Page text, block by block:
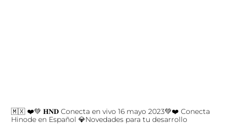
🇲🇽 ❤️💚 𝐇𝐍𝐃 Conecta en vivo 16 mayo 2023💚❤️ Conecta
Hinode en Español 💎Novedades para tu desarrollo